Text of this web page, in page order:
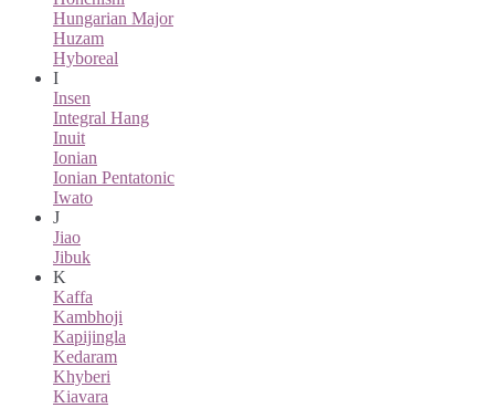
Hungarian Major
Huzam
Hyboreal
I
Insen
Integral Hang
Inuit
Ionian
Ionian Pentatonic
Iwato
J
Jiao
Jibuk
K
Kaffa
Kambhoji
Kapijingla
Kedaram
Khyberi
Kiavara